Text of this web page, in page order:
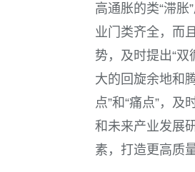
高通胀的类“滞
业门类齐全，而
势，及时提出“
大的回旋余地和
点”和“痛点”，
和未来产业发展
素，打造更高质